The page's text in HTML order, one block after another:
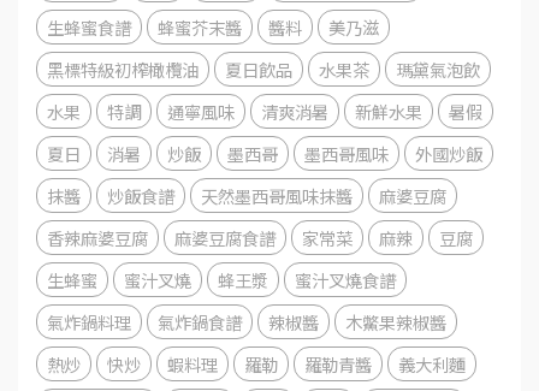
生蜂蜜食譜
蜂蜜芥末醬 醬料
美乃滋
黑標特級初榨橄欖油
夏日飲品 水果茶
瑪黛氣泡飲
水果
特調 通寧風味 清爽消暑 新鮮水果
暑假
夏日
消暑 炒飯 墨西哥 墨西哥風味
外國炒飯
抹醬
炒飯食譜 天然墨西哥風味抹醬
麻婆豆腐
香辣麻婆豆腐
麻婆豆腐食譜 家常菜 麻辣
豆腐
生蜂蜜
蜜汁叉燒 蜂王漿
蜜汁叉燒食譜
氣炸鍋料理
氣炸鍋食譜 辣椒醬
木鱉果辣椒醬
熱炒
快炒 蝦料理 羅勒 羅勒青醬
義大利麵